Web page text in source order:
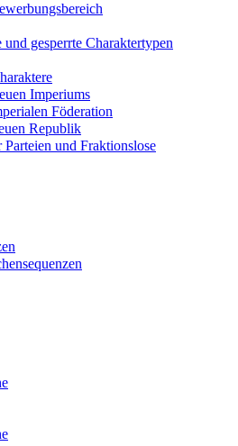
gesperrte Charaktertypen
Imperiums
Föderation
Republik
und Fraktionslose